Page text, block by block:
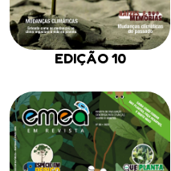
EDIÇÃO 10